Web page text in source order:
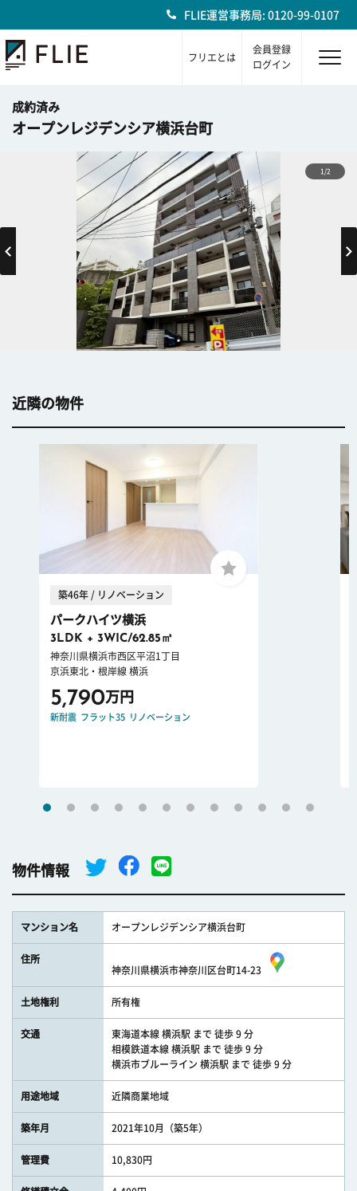
FLIE運営事務局: 0120-99-0107
フリエとは
会員登録
ログイン
成約済み
オープンレジデンシア横浜台町
1/2
近隣の物件
築46年 / リノベーション
パークハイツ横浜
3LDK + 3WIC/62.85㎡
神奈川県横浜市西区平沼1丁目
京浜東北・根岸線 横浜
5,790万円
新耐震 フラット35 リノベーション
物件情報
マンション名 オープンレジデンシア横浜台町
住所
神奈川県横浜市神奈川区台町14-23
土地権利 所有権
交通
東海道本線 横浜駅 まで 徒歩 9 分
相模鉄道本線 横浜駅 まで 徒歩 9 分
横浜市ブルーライン 横浜駅 まで 徒歩 9 分
用途地域 近隣商業地域
築年月 2021年10月（築5年）
管理費 10,830円